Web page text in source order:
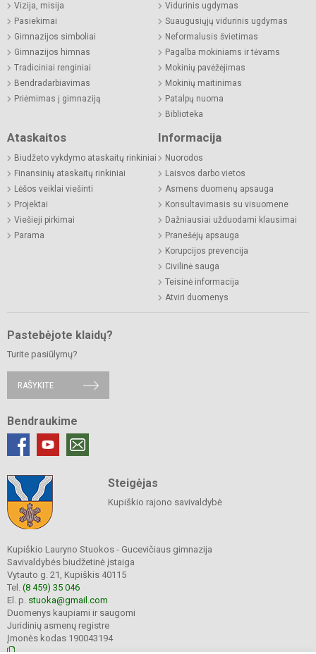
Vizija, misija
Pasiekimai
Gimnazijos simboliai
Gimnazijos himnas
Tradiciniai renginiai
Bendradarbiavimas
Priėmimas į gimnaziją
Vidurinis ugdymas
Suaugusiųjų vidurinis ugdymas
Neformalusis švietimas
Pagalba mokiniams ir tėvams
Mokinių pavėžėjimas
Mokinių maitinimas
Patalpų nuoma
Biblioteka
Ataskaitos
Biudžeto vykdymo ataskaitų rinkiniai
Finansinių ataskaitų rinkiniai
Lėšos veiklai viešinti
Projektai
Viešieji pirkimai
Parama
Informacija
Nuorodos
Laisvos darbo vietos
Asmens duomenų apsauga
Konsultavimasis su visuomene
Dažniausiai užduodami klausimai
Pranešėjų apsauga
Korupcijos prevencija
Civilinė sauga
Teisinė informacija
Atviri duomenys
Pastebėjote klaidų?
Turite pasiūlymų?
RAŠYKITE
Bendraukime
Steigėjas
Kupiškio rajono savivaldybė
Kupiškio Lauryno Stuokos - Gucevičiaus gimnazija
Savivaldybės biudžetinė įstaiga
Vytauto g. 21, Kupiškis 40115
Tel. (8 459) 35 046
El. p. stuoka@gmail.com
Duomenys kaupiami ir saugomi
Juridinių asmenų registre
Įmonės kodas 190043194